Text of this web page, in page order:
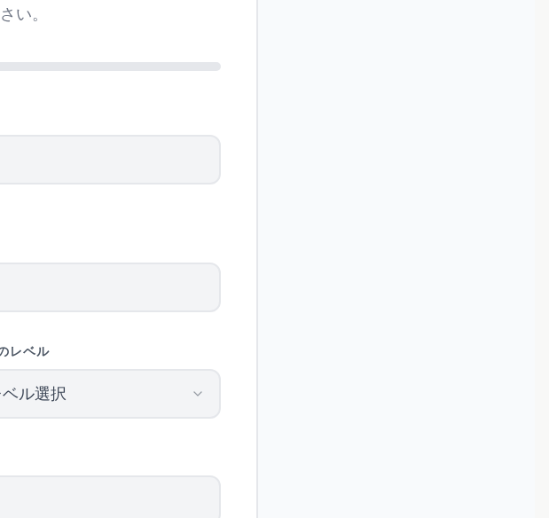
い。
レベル
ベル選択